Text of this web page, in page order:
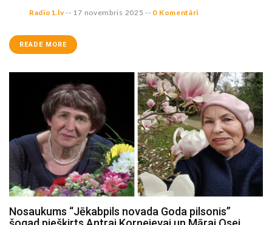
Radio1.lv-- 17 novembris 2025 -- 0 Komentāri
READE MORE
Nosaukums “Jēkabpils novada Goda pilsonis”